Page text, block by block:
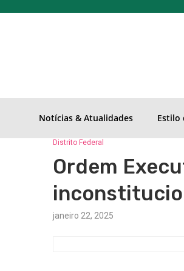
Notícias & Atualidades Estilo
Distrito Federal
Ordem
janeiro 22, 2025